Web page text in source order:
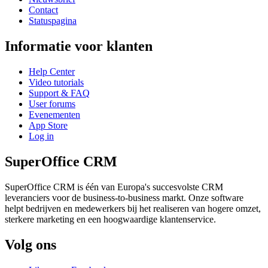
Contact
Statuspagina
Informatie voor klanten
Help Center
Video tutorials
Support & FAQ
User forums
Evenementen
App Store
Log in
SuperOffice CRM
SuperOffice CRM is één van Europa's succesvolste CRM
leveranciers voor de business-to-business markt. Onze software
helpt bedrijven en medewerkers bij het realiseren van hogere omzet,
sterkere marketing en een hoogwaardige klantenservice.
Volg ons